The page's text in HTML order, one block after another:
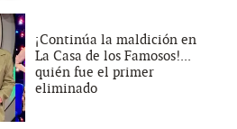
¡Continúa la maldición en
La Casa de los Famosos!...
quién fue el primer
eliminado